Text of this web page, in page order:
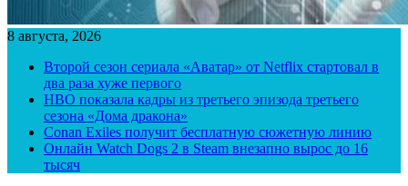
8 августа, 2026
Второй сезон сериала «Аватар» от Netflix стартовал в
два раза хуже первого
HBO показала кадры из третьего эпизода третьего
сезона «Дома дракона»
Conan Exiles получит бесплатную сюжетную линию
Онлайн Watch Dogs 2 в Steam внезапно вырос до 16
тысяч